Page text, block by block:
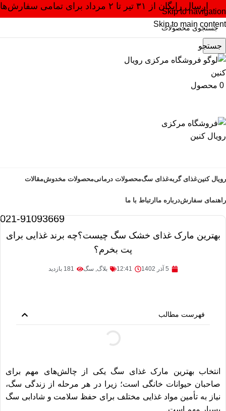
Skip to navigation
Skip to main content
ارسال رایگان از ۳۱ تیر تا ۲ مرداد برای تمامی سفارش‌ها
جستجو
0 محصول
رویال کنینغذای گربهغذای سگمحصولات درمانیمحصولات مخدوشمقالات
راهنمای سفارشدرباره ماارتباط با ما
021-91093669
بهترین مارک غذای خشک سگ چیست؟چه برند غذایی برای
پت بخرم؟
5 آذر 1402 12:41 بلاگ, سگ 181 بازدید
فهرست مطالب
انتخاب بهترین مارک غذای سگ یکی از چالش‌های مهم برای
صاحبان حیوانات خانگی است؛ زیرا در هر مرحله از زندگی سگ،
نیاز به تأمین مواد غذایی مختلف برای حفظ سلامت و شادابی سگ